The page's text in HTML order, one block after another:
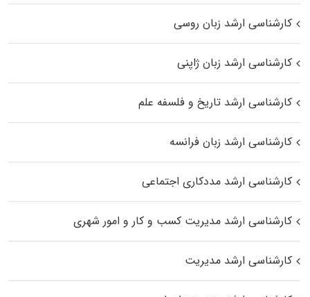
کارشناسی ارشد زبان روسی
کارشناسی ارشد زبان ژاپنی
کارشناسی ارشد تاریخ و فلسفه علم
کارشناسی ارشد زبان فرانسه
کارشناسی ارشد مددکاری اجتماعی
کارشناسی ارشد مدیریت کسب و کار و امور شهری
کارشناسی ارشد مدیریت